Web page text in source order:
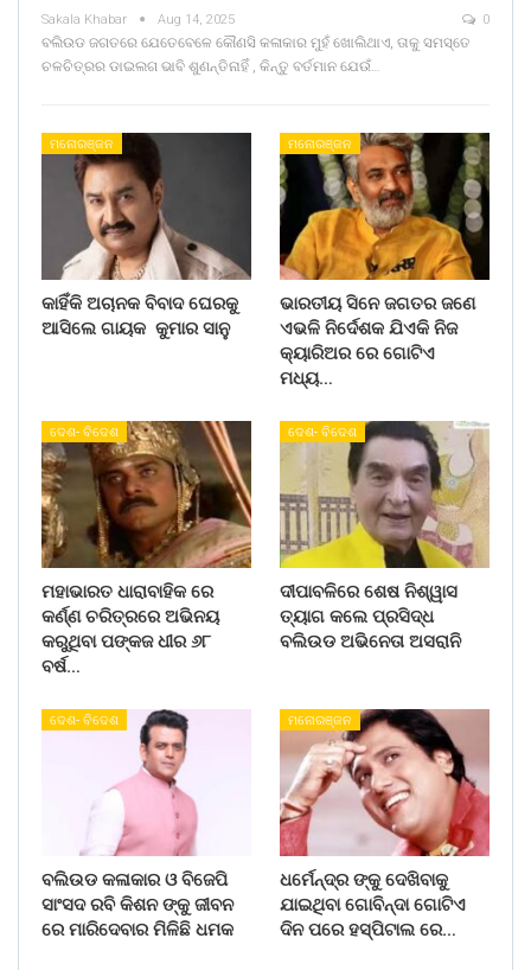
Sakala Khabar Aug 14, 2025 0
ବଲିଉଡ ଜଗତରେ ଯେତେବେଳେ କୌଣସି କଳାକାର ମୁହଁ ଖୋଲିଥାଏ, ତାକୁ ସମସ୍ତେ
ଚଳଚିତ୍ରର ଡାଇଲଗ ଭାବି ଶୁଣନ୍ତିନାହିଁ , କିନ୍ତୁ ବର୍ତମାନ ଯେଉଁ…
ମନୋରଞ୍ଜନ
କାହିଁକି ଅଚାନକ ବିବାଦ ଘେରକୁ
ଆସିଲେ ଗାୟକ କୁମାର ସାନୁ
ମନୋରଞ୍ଜନ
ଭାରତୀୟ ସିନେ ଜଗତର ଜଣେ
ଏଭଳି ନିର୍ଦେଶକ ଯିଏକି ନିଜ
କ୍ୟାରିଅର ରେ ଗୋଟିଏ
ମଧ୍ୟ…
ଦେଶ- ବିଦେଶ
ମହାଭାରତ ଧାରାବାହିକ ରେ
କର୍ଣ୍ଣ ଚରିତ୍ରରେ ଅଭିନୟ
କରୁଥିବା ପଙ୍କଜ ଧୀର ୬୮
ବର୍ଷ…
ଦେଶ- ବିଦେଶ
ଦୀପାବଳିରେ ଶେଷ ନିଶ୍ୱାସ
ତ୍ୟାଗ କଲେ ପ୍ରସିଦ୍ଧ
ବଲିଉଡ ଅଭିନେତା ଅସରାନି
ଦେଶ- ବିଦେଶ
ବଲିଉଡ କଳାକାର ଓ ବିଜେପି
ସାଂସଦ ରବି କିଶନ ଙ୍କୁ ଜୀବନ
ରେ ମାରିଦେବାର ମିଳିଛି ଧମକ
ମନୋରଞ୍ଜନ
ଧର୍ମେନ୍ଦ୍ର ଙ୍କୁ ଦେଖିବାକୁ
ଯାଇଥିବା ଗୋବିନ୍ଦା ଗୋଟିଏ
ଦିନ ପରେ ହସ୍ପିଟାଲ ରେ…